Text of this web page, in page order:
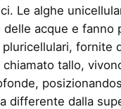
Le alghe
acque e fanno
fornite
tallo,
differente dalla